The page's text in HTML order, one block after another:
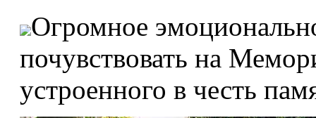
Огромное
почувствовать на
устроенного в честь